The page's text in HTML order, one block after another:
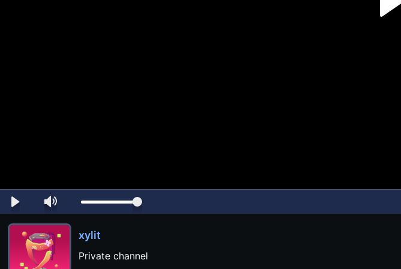
xylit
Private channel